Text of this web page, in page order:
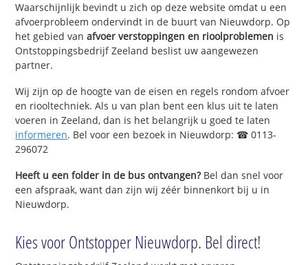
Waarschijnlijk bevindt u zich op deze website omdat u een
afvoerprobleem ondervindt in de buurt van Nieuwdorp. Op
het gebied vanafvoer verstoppingen en rioolproblemen is
Ontstoppingsbedrijf Zeeland beslist uw aangewezen
partner.
Wij zijn op de hoogte van de eisen en regels rondom afvoer
en riooltechniek. Als u van plan bent een klus uit te laten
voeren in Zeeland, dan is het belangrijk u goed te laten
informeren. Bel voor een bezoek in Nieuwdorp: ☎ 0113-
296072
Heeft u een folder in de bus ontvangen?Bel dan snel voor
een afspraak, want dan zijn wij zéér binnenkort bij u in
Nieuwdorp.
Kies voor Ontstopper Nieuwdorp. Bel direct!